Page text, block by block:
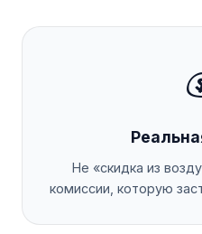
Не «скидка из
комиссии, которую